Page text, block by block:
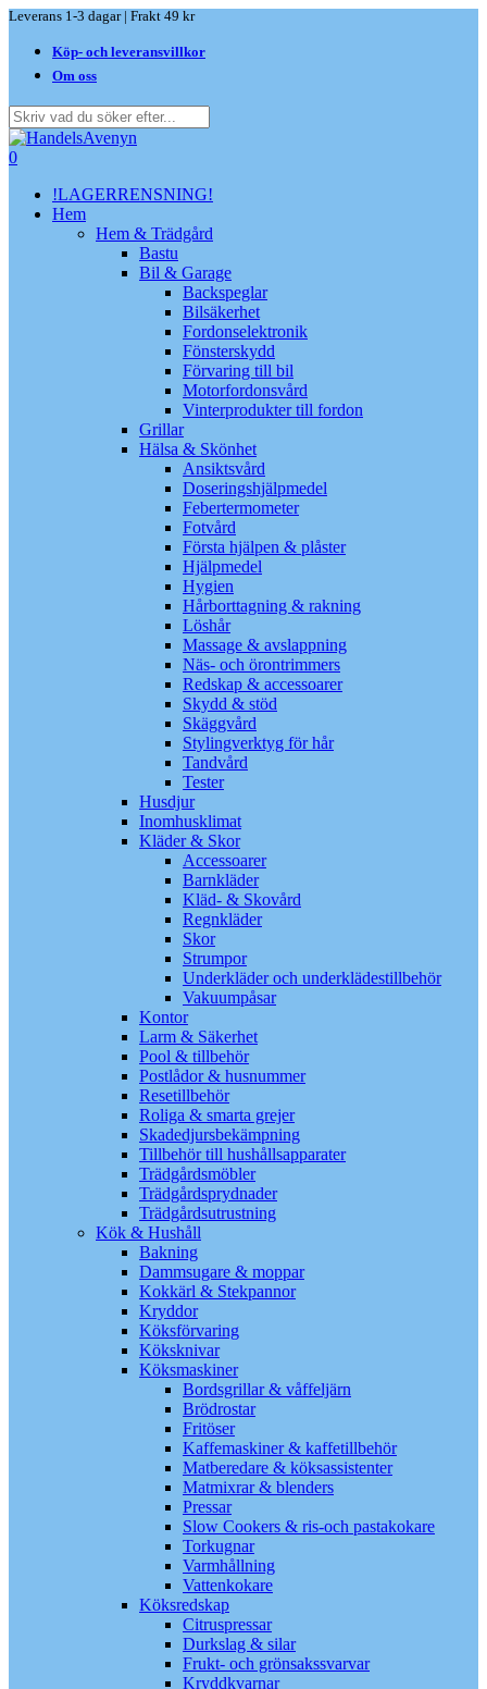
Skip
main
content
Leverans 1-3 dagar | Frakt 49 kr
Köp- och leveransvillkor
Om oss
Close
Search
search
0
!LAGERRENSNING!
Hem
Hem & Trädgård
Bastu
Bil & Garage
Backspeglar
Bilsäkerhet
Fordonselektronik
Fönsterskydd
Förvaring till bil
Motorfordonsvård
Vinterprodukter till fordon
Grillar
Hälsa & Skönhet
Ansiktsvård
Doseringshjälpmedel
Febertermometer
Fotvård
Första hjälpen & plåster
Hjälpmedel
Hygien
Hårborttagning & rakning
Löshår
Massage & avslappning
Näs- och örontrimmers
Redskap & accessoarer
Skydd & stöd
Skäggvård
Stylingverktyg för hår
Tandvård
Tester
Husdjur
Inomhusklimat
Kläder & Skor
Accessoarer
Barnkläder
Kläd- & Skovård
Regnkläder
Skor
Strumpor
Underkläder och underklädestillbehör
Vakuumpåsar
Kontor
Larm & Säkerhet
Pool & tillbehör
Postlådor & husnummer
Resetillbehör
Roliga & smarta grejer
Skadedjursbekämpning
Tillbehör till hushållsapparater
Trädgårdsmöbler
Trädgårdsprydnader
Trädgårdsutrustning
Kök & Hushåll
Bakning
Dammsugare & moppar
Kokkärl & Stekpannor
Kryddor
Köksförvaring
Köksknivar
Köksmaskiner
Bordsgrillar & våffeljärn
Brödrostar
Fritöser
Kaffemaskiner & kaffetillbehör
Matberedare & köksassistenter
Matmixrar & blenders
Pressar
Slow Cookers & ris-och pastakokare
Torkugnar
Varmhållning
Vattenkokare
Köksredskap
Citruspressar
Durkslag & silar
Frukt- och grönsakssvarvar
Kryddkvarnar